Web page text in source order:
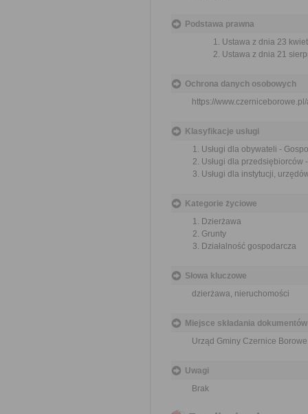
Podstawa prawna
Ustawa z dnia 23
Ustawa z dnia 21
Ochrona danych osobowych
https://
Klasyfikacje usługi
Usługi dla obywateli -
Usługi dla
Usługi dla instytucji,
Kategorie życiowe
Dzierżawa
Grunty
Działalność gospodarcza
Słowa kluczowe
dzierżawa, nieruchomości
Miejsce składania dokumentów
Urząd Gminy Czernice
Uwagi
Brak